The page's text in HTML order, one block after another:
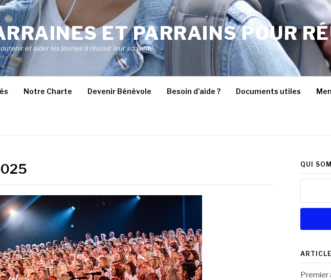
ET PARRAINS POUR
et aider les jeunes à réussir leur scolarité
Notre Charte Devenir Bénévole Besoin d’aide ? Documents utiles
QUI
Premier